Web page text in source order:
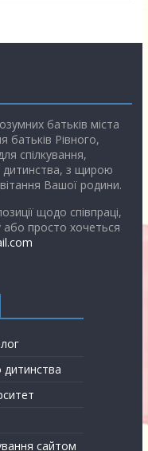
батьків міста
батьків Рівного,
спілкування,
дитинства, з щирою
Вашої родини.
щодо співпраці,
або просто хочеться
дитинства
сайтом